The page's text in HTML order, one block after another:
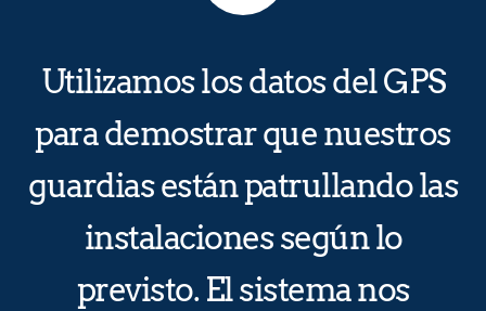
Utilizamos los datos del GPS
para demostrar que nuestros
guardias están patrullando las
instalaciones según lo
previsto. El sistema nos